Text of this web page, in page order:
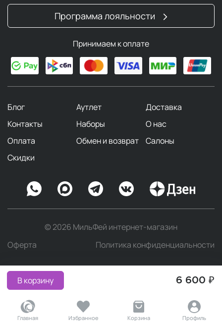
В корзину 6 600 ₽
Главная Избранное Корзина Профиль
Программа лояльности
Принимаем к оплате
Блог Аутлет
Доставка
Контакты
Наборы
О нас
Оплата
Обмен и возврат
Салоны
Скидки
© 2026 МильФей интернет-магазин
Оферта
Политика конфиденциальности